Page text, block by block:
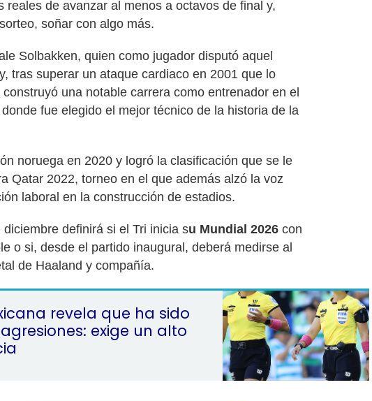
reales de avanzar al menos a octavos de final y,
soñar con algo más.
Solbakken, quien como jugador disputó aquel
tras superar un ataque cardiaco en 2001 que lo
una notable carrera como entrenador en el
fue elegido el mejor técnico de la historia de la
noruega en 2020 y logró la clasificación que se le
Qatar 2022, torneo en el que además alzó la voz
laboral en la construcción de estadios.
definirá si el Tri inicia su Mundial 2026 con
o si, desde el partido inaugural, deberá medirse al
de Haaland y compañía.
revela que ha sido
exige un alto